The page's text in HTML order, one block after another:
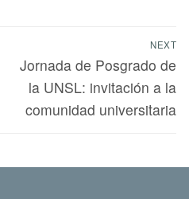
NEXT
Jornada de Posgrado de
la UNSL: invitación a la
comunidad universitaria